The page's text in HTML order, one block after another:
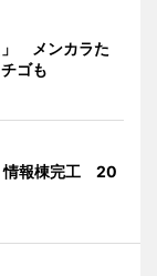
」 メンカラた
ゴも
情報棟完工 20